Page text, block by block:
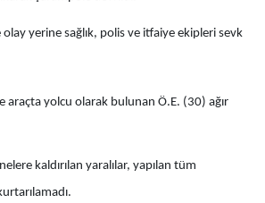
yerine sağlık, polis ve itfaiye ekipleri sevk
araçta yolcu olarak bulunan Ö.E. (30) ağır
kaldırılan yaralılar, yapılan tüm